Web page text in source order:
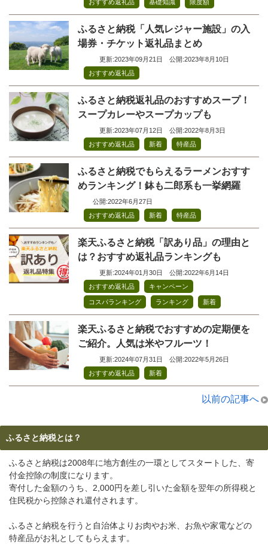
おすすめ返礼品
基礎知識 限度額
ふるさと納税「人気レジャー施設」の入
場券・チケット返礼品まとめ
更新:2023年09月21日
公開:2023年8月10日
おすすめ返礼品
ふるさと納税返礼品のおすすめスープ！
スープカレーやスープカップも
更新:2023年07月12日
公開:2022年8月3日
おすすめ返礼品
新着 特産品
ふるさと納税でもらえるラーメンおすす
めランキング！鉢も二郎系も一挙網羅
公開:2022年6月27日
おすすめ返礼品
新着 特産品
楽天ふるさと納税「訳あり品」の理由と
は？おすすめ返礼品ランキングも
更新:2024年01月30日
公開:2022年6月14日
おすすめ返礼品
キャンペーン
コスパランキング ランキング 新着
楽天ふるさと納税でおすすめの定期便を
ご紹介。人気は米やフルーツ！
更新:2024年07月31日
公開:2022年5月26日
おすすめ返礼品
新着
以前の記事へ
ふるさと納税とは？
ふるさと納税は2008年に地方創生の一環としてスタートした、寄
付金控除の制度になります。
寄付した金額のうち、2,000円を差し引いた金額を翌年の所得税と
住民税から控除され還付されます。
ふるさと納税を行うと自治体よりお肉やお米、お魚や家電などの
特産品がお礼としてもらえます。